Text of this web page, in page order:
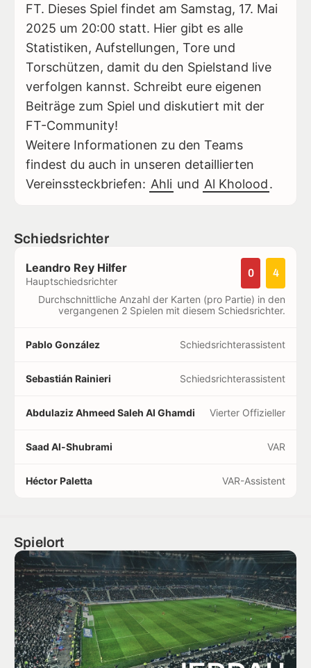
FT. Dieses Spiel findet am Samstag, 17. Mai
2025 um 20:00 statt. Hier gibt es alle
Statistiken, Aufstellungen, Tore und
Torschützen, damit du den Spielstand live
verfolgen kannst. Schreibt eure eigenen
Beiträge zum Spiel und diskutiert mit der
FT-Community!
Weitere Informationen zu den Teams
findest du auch in unseren detaillierten
Vereinssteckbriefen: Ahli und Al Kholood.
Schiedsrichter
Leandro Rey Hilfer
Hauptschiedsrichter
0 4
Durchschnittliche Anzahl der Karten (pro Partie) in den
vergangenen 2 Spielen mit diesem Schiedsrichter.
Pablo González Schiedsrichterassistent
Sebastián Rainieri Schiedsrichterassistent
Abdulaziz Ahmeed Saleh Al Ghamdi Vierter Offizieller
Saad Al-Shubrami VAR
Héctor Paletta VAR-Assistent
Spielort